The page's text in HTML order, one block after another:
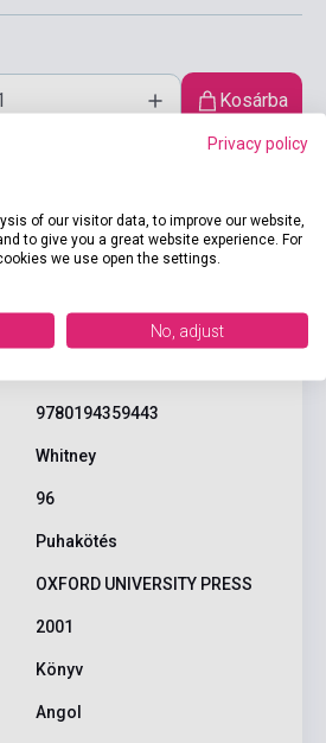
Kosárba
9780194359443
Whitney
96
Puhakötés
OXFORD UNIVERSITY PRESS
2001
Könyv
Angol
Privacy policy
of our visitor data, to improve our website,
to give you a great website experience. For
we use open the settings.
No, adjust